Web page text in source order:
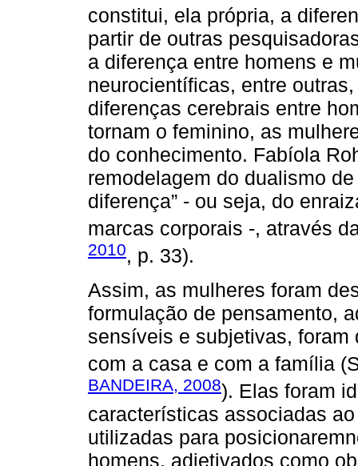
constitui, ela própria, a
partir de outras
a diferença entre homens e
neurocientíficas, entre
diferenças cerebrais entre
tornam o feminino, as
do conhecimento. Fabíola
remodelagem do dualismo
diferença” - ou seja, do
marcas corporais -, através
2010, p. 33).
Assim, as mulheres foram
formulação de pensamento,
sensíveis e subjetivas,
com a casa e com a família
BANDEIRA, 2008). Elas foram
características associadas
utilizadas para
homens, adjetivados como